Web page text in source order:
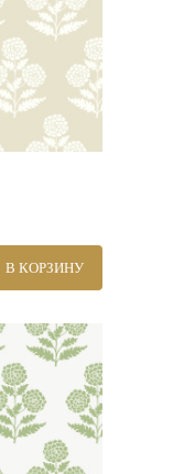
В КОРЗИНУ